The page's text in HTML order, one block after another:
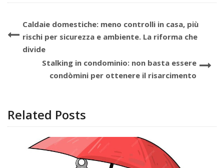
Caldaie domestiche: meno controlli in casa, più
rischi per sicurezza e ambiente. La riforma che
divide
Stalking in condominio: non basta essere
condòmini per ottenere il risarcimento
Related Posts